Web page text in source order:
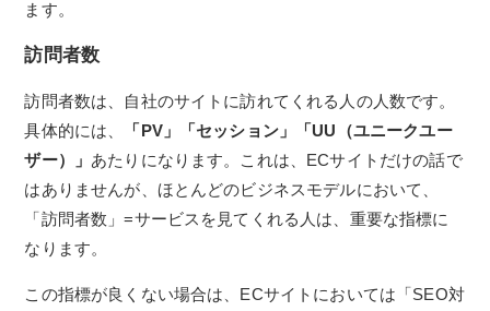
ます。
訪問者数
訪問者数は、自社のサイトに訪れてくれる人の人数です。
具体的には、
「PV」「セッション」「UU（ユニークユー
ザー）」 あたりになります。これは、ECサイトだけの話で
はありませんが、ほとんどのビジネスモデルにおいて、
「訪問者数」=サービスを見てくれる人は、重要な指標に
なります。
この指標が良くない場合は、ECサイトにおいては「SEO対